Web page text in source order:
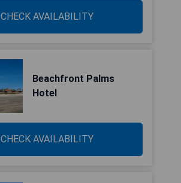
CHECK AVAILABILITY
Beachfront Palms
Hotel
CHECK AVAILABILITY